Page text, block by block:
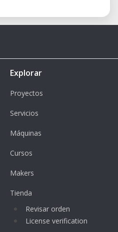
Explorar
Proyectos
Servicios
Máquinas
Cursos
Makers
Tienda
Revisar orden
License verification